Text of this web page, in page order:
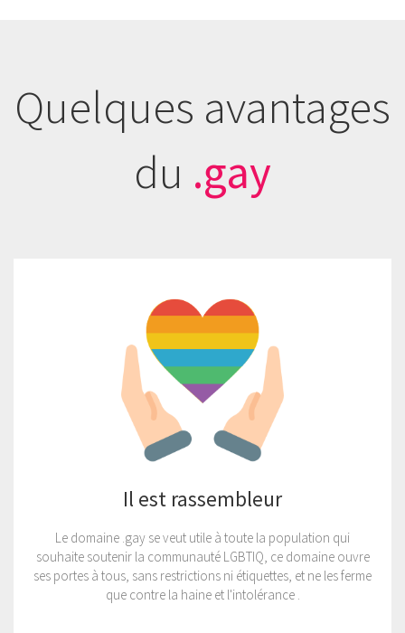
Quelques avantages
du .gay
Il est rassembleur
Le domaine .gay se veut utile à toute la population qui
souhaite soutenir la communauté LGBTIQ, ce domaine ouvre
ses portes à tous, sans restrictions ni étiquettes, et ne les ferme
que contre la haine et l'intolérance .